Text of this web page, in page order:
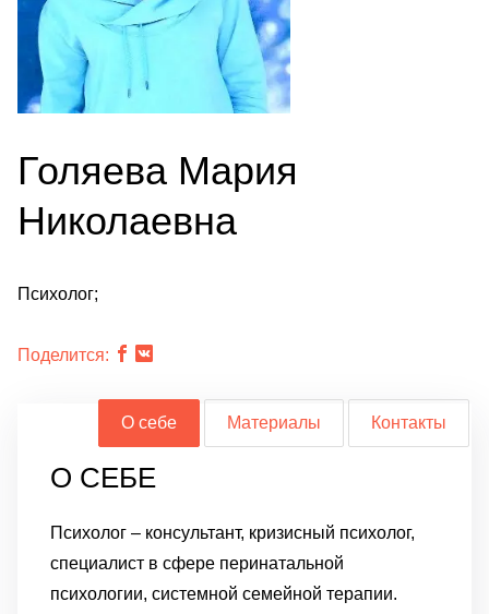
Голяева Мария
Николаевна
Психолог;
Поделится:
О себе Материалы Контакты
О СЕБЕ
Психолог – консультант, кризисный психолог,
специалист в сфере перинатальной
психологии, системной семейной терапии.